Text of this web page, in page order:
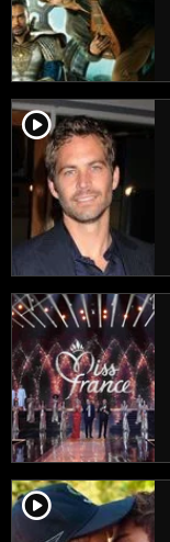
player2
player2